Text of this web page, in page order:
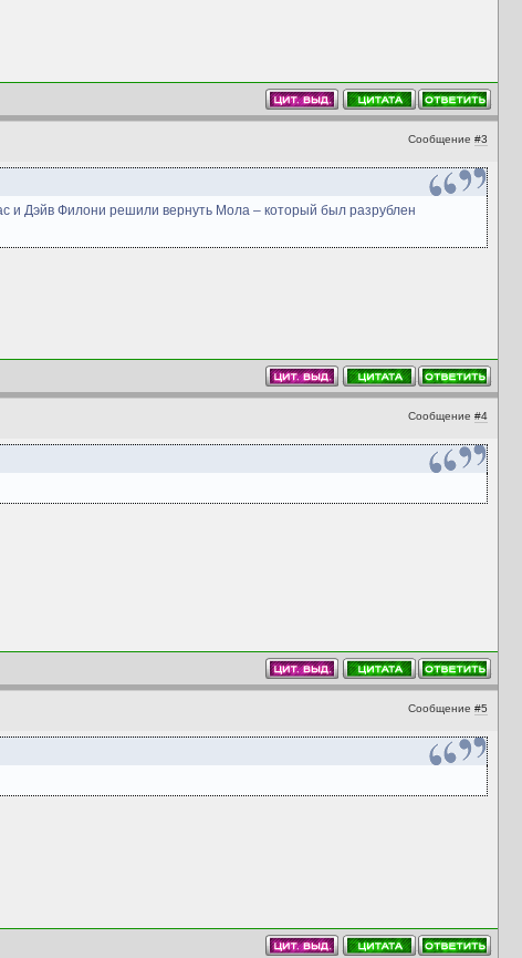
Сообщение #3
и Дэйв Филони решили вернуть Мола – который был разрублен
Сообщение #4
Сообщение #5